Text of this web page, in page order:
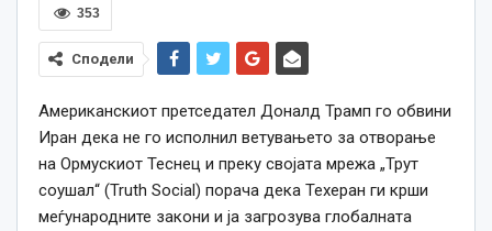
353
Сподели
Американскиот претседател Доналд Трамп го обвини
Иран дека не го исполнил ветувањето за отворање
на Ормускиот Теснец и преку својата мрежа „Трут
соушал“ (Truth Social) порача дека Техеран ги крши
меѓународните закони и ја загрозува глобалната